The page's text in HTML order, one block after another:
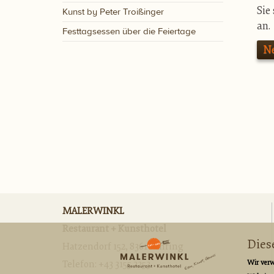
Sie
an.
Kunst by Peter Troißinger
Festtagsessen über die Feiertage
MALERWINKL
Hatzendorf 152, 8361 Fehring
+43 3155 2253
Wir